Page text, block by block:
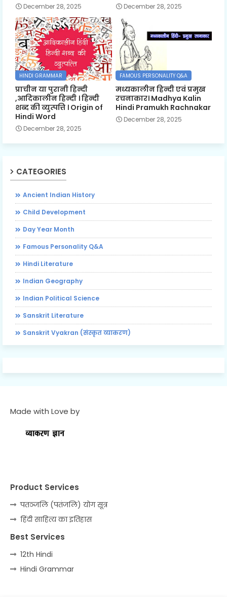
December 28, 2025 December 28, 2025
HINDI GRAMMAR
प्राचीन या पुरानी हिन्दी
,आदिकालीन हिन्दी । हिन्दी
शब्द की व्युत्पत्ति । Origin of
Hindi Word
December 28, 2025
FAMOUS PERSONALITY Q&A
मध्यकालीन हिन्दी एवं प्रमुख
रचनाकार। Madhya Kalin
Hindi Pramukh Rachnakar
December 28, 2025
CATEGORIES
Ancient Indian History
Child Development
Day Year Month
Famous Personality Q&A
Hindi Literature
Indian Geography
Indian Political Science
Sanskrit Literature
Sanskrit Vyakran (संस्कृत व्याकरण)
Made with Love by
Product Services
पतञ्जलि (पतंजलि) योग सूत्र
हिंदी साहित्य का इतिहास
Best Services
12th Hindi
Hindi Grammar